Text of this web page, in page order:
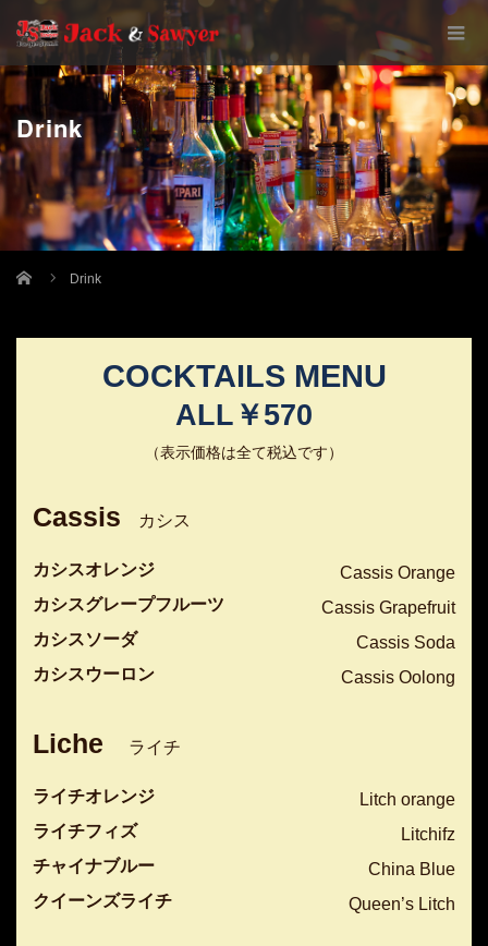
Drink
Home Drink
COCKTAILS MENU
ALL￥570
（表示価格は全て税込です）
Cassis カシス
カシスオレンジ
Cassis Orange
カシスグレープフルーツ
Cassis Grapefruit
カシスソーダ
Cassis Soda
カシスウーロン
Cassis Oolong
Liche ライチ
ライチオレンジ
Litch orange
ライチフィズ
Litchifz
チャイナブルー
China Blue
クイーンズライチ
Queen’s Litch